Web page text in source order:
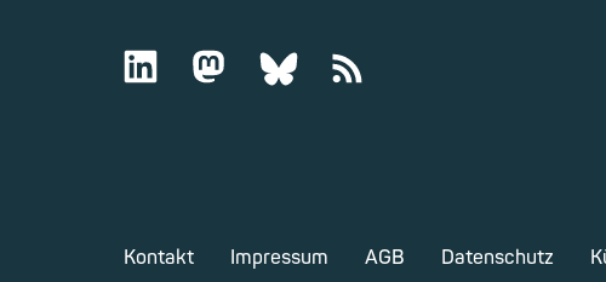
Kontakt Impressum AGB Datenschutz